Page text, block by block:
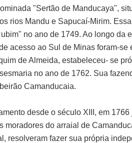
"Sertão de Manducaya",
rios Mandu e Sapucaí-Mirim.
no ano de 1749. Ao longo da
acesso ao Sul de Minas foram-
de Almeida, estabeleceu- se
no ano de 1762. Sua
Camanducaia.
desde o século XIII, em
moradores do arraial de
resolveram fazer sua própria